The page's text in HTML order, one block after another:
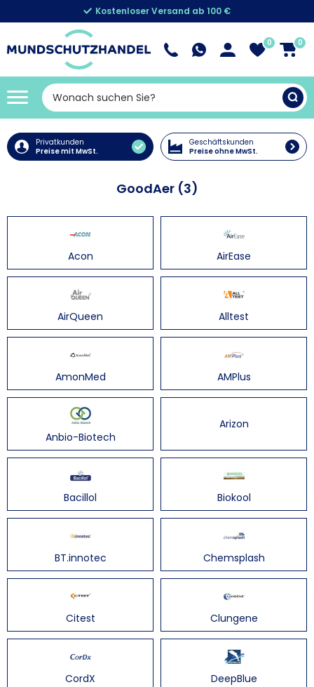
Kostenloser Versand ab 100 €
0 0
Privatkunden
Preise mit MwSt.
Geschäftskunden
Preise ohne MwSt.
GoodAer (3)
Acon AirEase
AirQueen Alltest
AmonMed AMPlus
Anbio-Biotech
Arizon
Bacillol Biokool
BT.innotec
Citest Clungene
CordX DeepBlue
Chemsplash